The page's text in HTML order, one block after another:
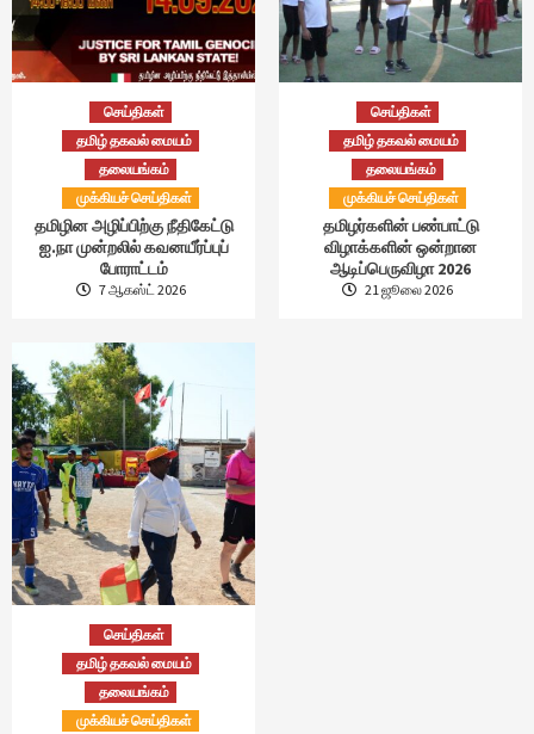
செய்திகள்
தமிழ் தகவல் மையம்
தலையங்கம்
முக்கியச் செய்திகள்
தமிழின அழிப்பிற்கு நீதிகேட்டு
ஐ.நா முன்றலில் கவனயீர்ப்புப்
போராட்டம்
7 ஆகஸ்ட் 2026
செய்திகள்
தமிழ் தகவல் மையம்
தலையங்கம்
முக்கியச் செய்திகள்
தமிழர்களின் பண்பாட்டு
விழாக்களின் ஒன்றான
ஆடிப்பெருவிழா 2026
21 ஜூலை 2026
செய்திகள்
தமிழ் தகவல் மையம்
தலையங்கம்
முக்கியச் செய்திகள்